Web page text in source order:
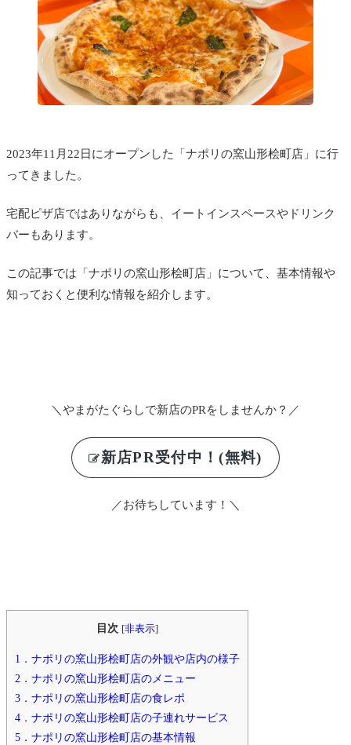
2023年11月22日にオープンした「ナポリの窯山形桧町店」に行
ってきました。
宅配ピザ店ではありながらも、イートインスペースやドリンク
バーもあります。
この記事では「ナポリの窯山形桧町店」について、基本情報や
知っておくと便利な情報を紹介します。
＼やまがたぐらしで新店のPRをしませんか？／
新店PR受付中！(無料)
／お待ちしています！＼
目次 [非表示]
1．ナポリの窯山形桧町店の外観や店内の様子
2．ナポリの窯山形桧町店のメニュー
3．ナポリの窯山形桧町店の食レポ
4．ナポリの窯山形桧町店の子連れサービス
5．ナポリの窯山形桧町店の基本情報